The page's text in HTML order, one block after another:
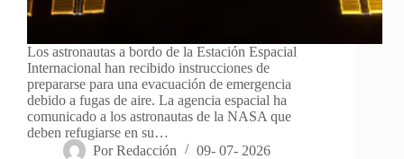
Los astronautas a bordo de la Estación Espacial
Internacional han recibido instrucciones de
prepararse para una evacuación de emergencia
debido a fugas de aire. La agencia espacial ha
comunicado a los astronautas de la NASA que
deben refugiarse en su…
Por Redacción 09- 07- 2026